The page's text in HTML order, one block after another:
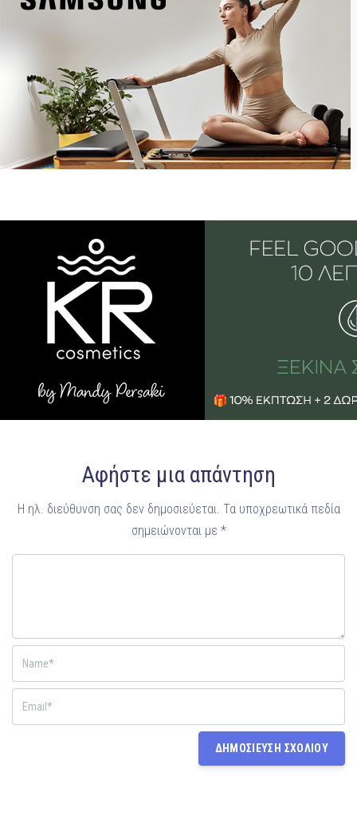
Αφήστε μια απάντηση
Η ηλ. διεύθυνση σας δεν δημοσιεύεται. Τα υποχρεωτικά πεδία
σημειώνονται με *